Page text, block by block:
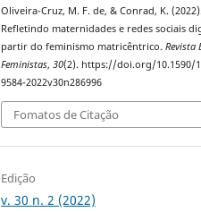
Oliveira-Cruz, M. F. de, & Conrad, K. (2022).
Refletindo maternidades e redes sociais
partir do feminismo matricêntrico.Revista
Feministas,30(2). https://doi.org/10.1590/
9584-2022v30n286996
Fomatos de Citação
Edição
v. 30 n. 2 (2022)